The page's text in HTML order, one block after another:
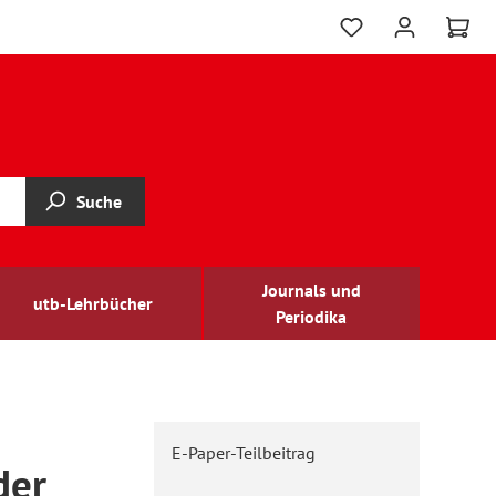
Suche
utb-Lehrbücher
Journals und
Periodika
E-Paper-Teilbeitrag